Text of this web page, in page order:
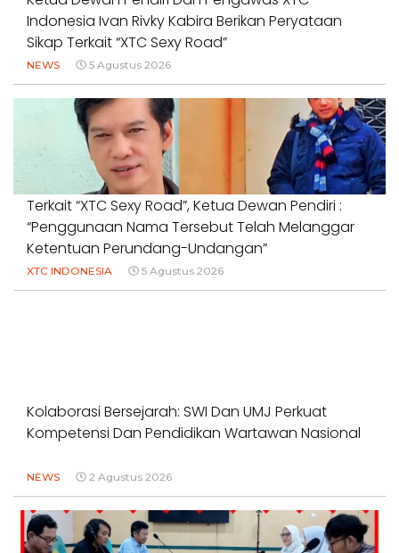
Indonesia Ivan Rivky Kabira Berikan Peryataan
Sikap Terkait “XTC Sexy Road”
NEWS 5 Agustus 2026
Terkait “XTC Sexy Road”, Ketua Dewan Pendiri :
“Penggunaan Nama Tersebut Telah Melanggar
Ketentuan Perundang-Undangan”
XTC INDONESIA 5 Agustus 2026
Kolaborasi Bersejarah: SWI Dan UMJ Perkuat
Kompetensi Dan Pendidikan Wartawan Nasional
NEWS 2 Agustus 2026